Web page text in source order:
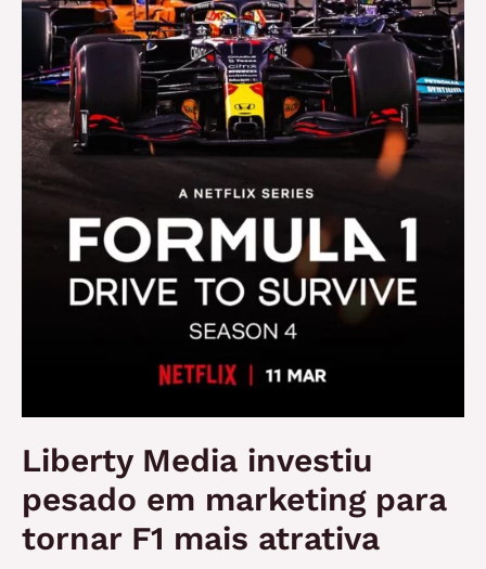
novos
públicos
Liberty Media investiu
pesado em marketing para
tornar F1 mais atrativa